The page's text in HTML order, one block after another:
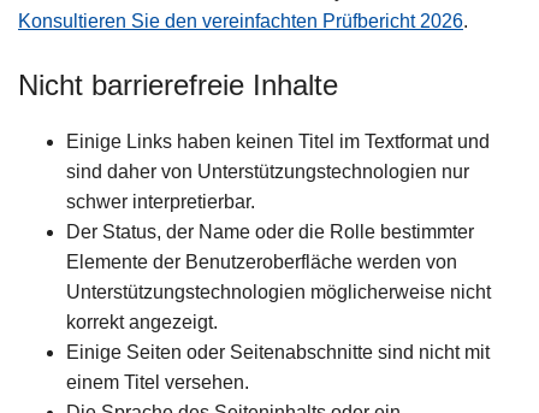
Konsultieren Sie den vereinfachten Prüfbericht 2026.
Nicht barrierefreie Inhalte
Einige Links haben keinen Titel im Textformat und
sind daher von Unterstützungstechnologien nur
schwer interpretierbar.
Der Status, der Name oder die Rolle bestimmter
Elemente der Benutzeroberfläche werden von
Unterstützungstechnologien möglicherweise nicht
korrekt angezeigt.
Einige Seiten oder Seitenabschnitte sind nicht mit
einem Titel versehen.